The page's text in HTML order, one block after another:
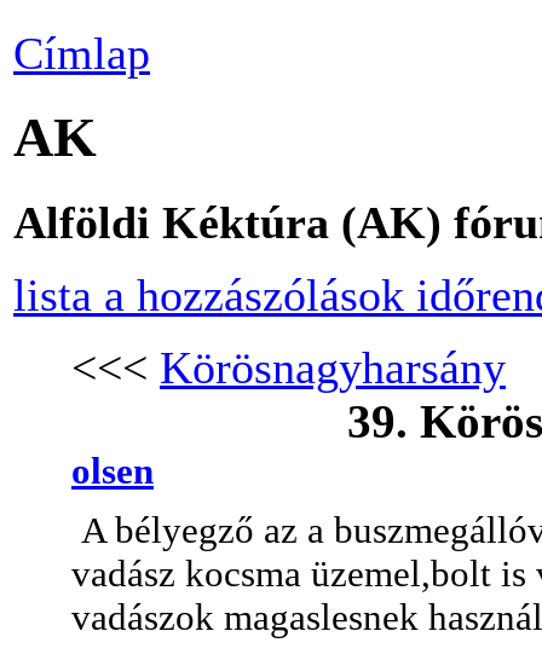
Címlap
AK
Alföldi Kéktúra (AK)
lista a hozzászólások
<<< Körösnagyharsány
39.
olsen
A bélyegző az a
vadász kocsma üzemel,bolt
vadászok magaslesnek